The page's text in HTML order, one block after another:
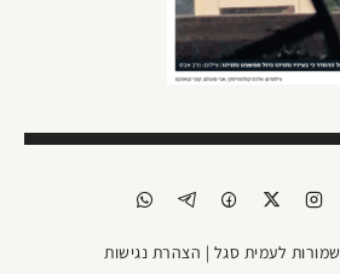
לעמית סגל | הצהרת נגישות